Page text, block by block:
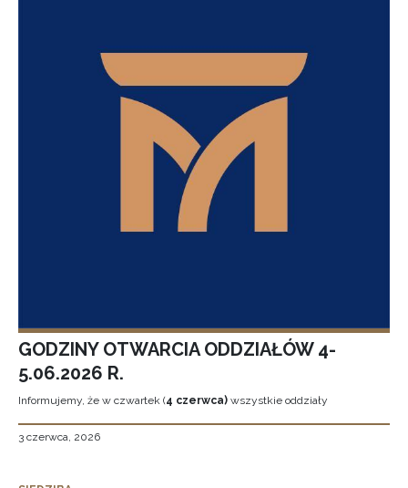
GODZINY OTWARCIA ODDZIAŁÓW 4-
5.06.2026 R.
Informujemy, że w czwartek (4 czerwca) wszystkie oddziały
3 czerwca, 2026